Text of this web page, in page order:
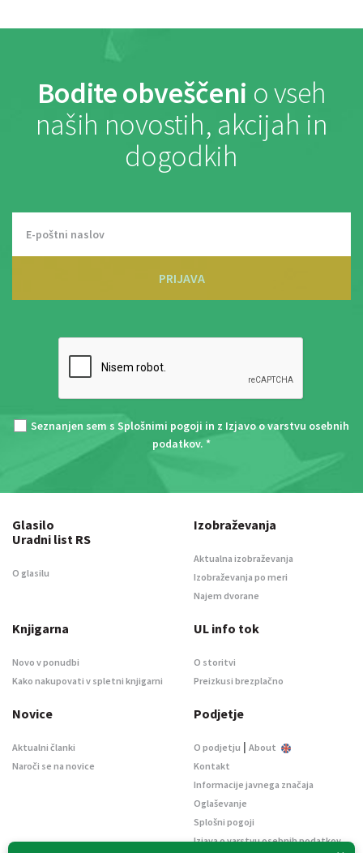
Bodite obveščeni o vseh
naših novostih, akcijah in
dogodkih
PRIJAVA
Seznanjen sem s Splošnimi pogoji in z Izjavo o varstvu osebnih
podatkov. *
Glasilo
Uradni list RS
O glasilu
Izobraževanja
Aktualna izobraževanja
Izobraževanja po meri
Najem dvorane
Knjigarna
Novo v ponudbi
Kako nakupovati v spletni knjigarni
UL info tok
O storitvi
Preizkusi brezplačno
Novice
Aktualni članki
Naroči se na novice
Podjetje
O podjetju | About
Kontakt
Informacije javnega značaja
Oglaševanje
Splošni pogoji
Izjava o varstvu osebnih podatkov